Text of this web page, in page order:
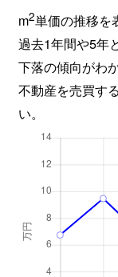
m2単価の推移を
過去1年間や5年
下落の傾向がわ
不動産を売買す
い。